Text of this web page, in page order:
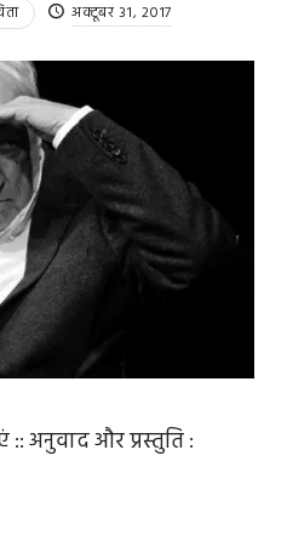
अक्टूबर 31, 2017
:: अनुवाद और प्रस्तुति :